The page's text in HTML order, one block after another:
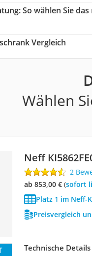
: So wählen Sie
Vergleich
Wählen
Neff
2
ab 853,00 €( Sofort
Platz 1 im Neff-
Preisvergleich
Technische Details